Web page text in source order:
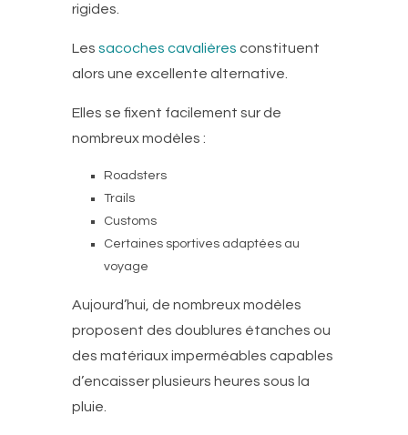
rigides.
Les sacoches cavalières constituent
alors une excellente alternative.
Elles se fixent facilement sur de
nombreux modèles :
Roadsters
Trails
Customs
Certaines sportives adaptées au
voyage
Aujourd’hui, de nombreux modèles
proposent des doublures étanches ou
des matériaux imperméables capables
d’encaisser plusieurs heures sous la
pluie.